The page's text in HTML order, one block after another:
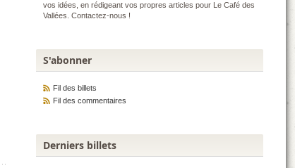
vos idées, en rédigeant vos propres articles pour Le Café des
Vallées. Contactez-nous !
S'abonner
Fil des billets
Fil des commentaires
Derniers billets